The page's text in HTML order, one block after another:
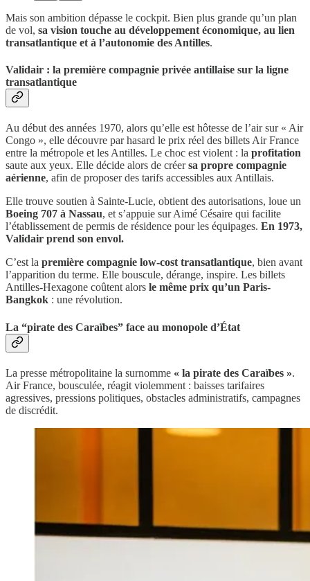
Mais son ambition dépasse le cockpit. Bien plus grande qu’un plan
de vol, sa vision touche au développement économique, au lien
transatlantique et à l’autonomie des Antilles.
Validair : la première compagnie privée antillaise sur la ligne
transatlantique
Au début des années 1970, alors qu’elle est hôtesse de l’air sur « Air
Congo », elle découvre par hasard le prix réel des billets Air France
entre la métropole et les Antilles. Le choc est violent : la profitation
saute aux yeux. Elle décide alors de créersa propre compagnie
aérienne, afin de proposer des tarifs accessibles aux Antillais.
Elle trouve soutien à Sainte-Lucie, obtient des autorisations, loue un
Boeing 707 à Nassau, et s’appuie sur Aimé Césaire qui facilite
l’établissement de permis de résidence pour les équipages. En 1973,
Validair prend son envol.
C’est la première compagnie low-cost transatlantique, bien avant
l’apparition du terme. Elle bouscule, dérange, inspire. Les billets
Antilles-Hexagone coûtent alors le même prix qu’un Paris-
Bangkok : une révolution.
La “pirate des Caraïbes” face au monopole d’État
La presse métropolitaine la surnomme « la pirate des Caraïbes ».
Air France, bousculée, réagit violemment : baisses tarifaires
agressives, pressions politiques, obstacles administratifs, campagnes
de discrédit.